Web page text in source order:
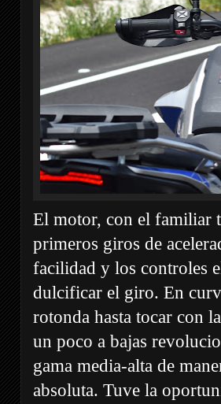
El motor, con el familiar
primeros giros de
facilidad y los controles
dulcificar el giro. En
rotonda hasta tocar con
un poco a bajas
gama media-alta de
absoluta. Tuve la